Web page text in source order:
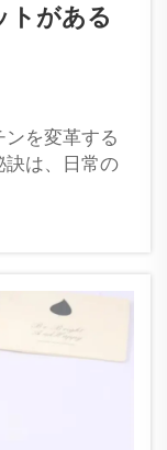
トがある
を変革する
訣は、日常の
れがちなツ
適切なタイ